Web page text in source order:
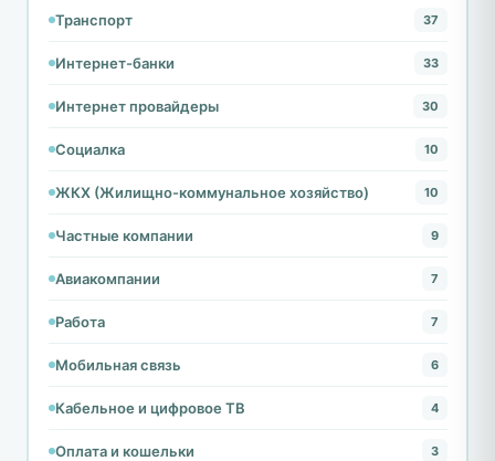
Транспорт 37
Интернет-банки 33
Интернет провайдеры 30
Социалка 10
ЖКХ (Жилищно-коммунальное хозяйство) 10
Частные компании 9
Авиакомпании 7
Работа 7
Мобильная связь 6
Кабельное и цифровое ТВ 4
Оплата и кошельки 3